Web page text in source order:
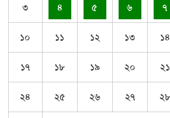
৩ ৪ ৫ ৬ ৭
১০ ১১ ১২ ১৩ ১৪
১৭ ১৮ ১৯ ২০ ২১
২৪ ২৫ ২৬ ২৭ ২৮